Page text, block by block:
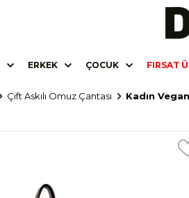
ERKEK ÇOCUK FIRSAT
Çift Askılı Omuz Çantası Kadın